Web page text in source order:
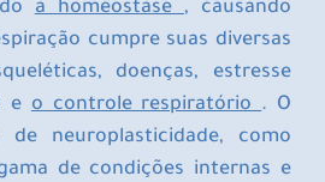
a homeostase , causando
cumpre suas diversas
doenças, estresse
e o controle respiratório
neuroplasticidade, como
de condições internas e